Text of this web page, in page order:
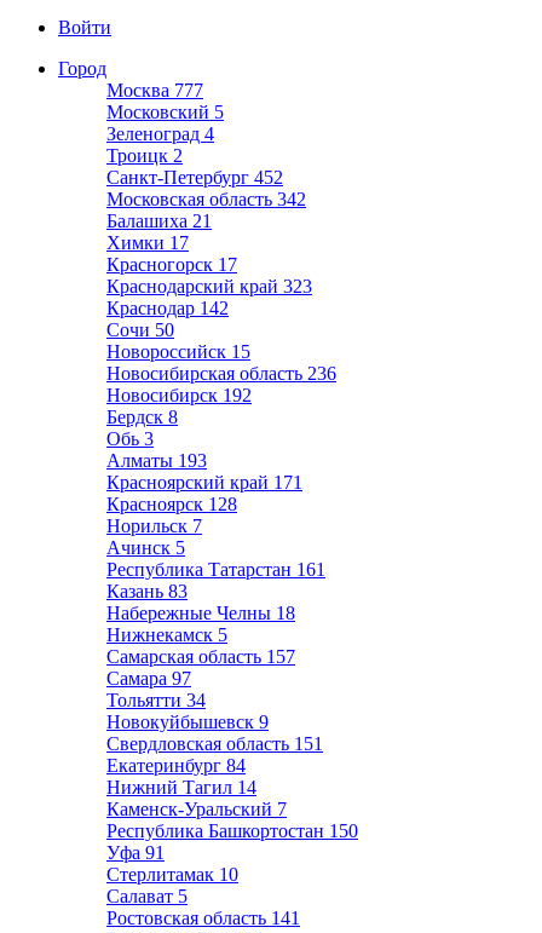
Войти
Город
Москва 777
Московский 5
Зеленоград 4
Троицк 2
Санкт-Петербург 452
Московская область 342
Балашиха 21
Химки 17
Красногорск 17
Краснодарский край 323
Краснодар 142
Сочи 50
Новороссийск 15
Новосибирская область 236
Новосибирск 192
Бердск 8
Обь 3
Алматы 193
Красноярский край 171
Красноярск 128
Норильск 7
Ачинск 5
Республика Татарстан 161
Казань 83
Набережные Челны 18
Нижнекамск 5
Самарская область 157
Самара 97
Тольятти 34
Новокуйбышевск 9
Свердловская область 151
Екатеринбург 84
Нижний Тагил 14
Каменск-Уральский 7
Республика Башкортостан 150
Уфа 91
Стерлитамак 10
Салават 5
Ростовская область 141